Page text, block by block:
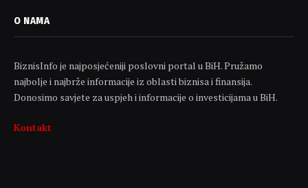
O NAMA
BiznisInfo je najposjećeniji poslovni portal u BiH. Pružamo
najbolje i najbrže informacije iz oblasti biznisa i finansija.
Donosimo savjete za uspjeh i informacije o investicijama u BiH.
Kontakt